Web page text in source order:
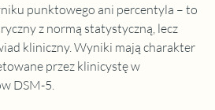
punktowego ani percentyla – to
z normą statystyczną, lecz
kliniczny. Wyniki mają charakter
przez klinicystę w
DSM-5.